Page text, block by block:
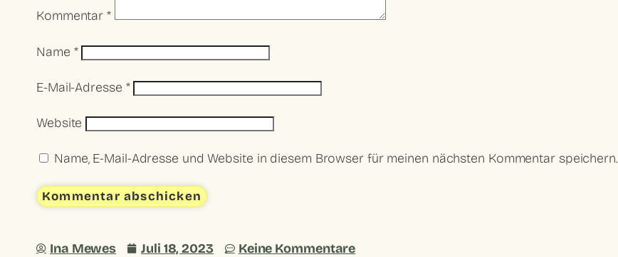
Kommentar*
Name *
E-Mail-Adresse *
Website
Name, E-Mail-Adresse und Website in diesem Browser für meinen nächsten Kommentar speichern.
Ina Mewes Juli 18, 2023 Keine Kommentare